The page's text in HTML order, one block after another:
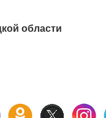
области